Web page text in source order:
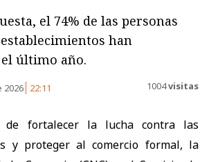
el 74% de las personas
han
último año.
2026 22:11 1004visitas
de fortalecer la lucha contra las
y proteger al comercio formal, la